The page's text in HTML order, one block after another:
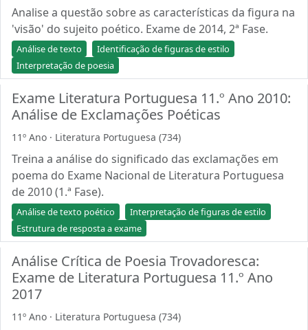
Analise a questão sobre as características da figura na
'visão' do sujeito poético. Exame de 2014, 2ª Fase.
Análise de texto
Identificação de figuras de estilo
Interpretação de poesia
Exame Literatura Portuguesa 11.º Ano 2010:
Análise de Exclamações Poéticas
11º Ano · Literatura Portuguesa (734)
Treina a análise do significado das exclamações em
poema do Exame Nacional de Literatura Portuguesa
de 2010 (1.ª Fase).
Análise de texto poético
Interpretação de figuras de estilo
Estrutura de resposta a exame
Análise Crítica de Poesia Trovadoresca:
Exame de Literatura Portuguesa 11.º Ano
2017
11º Ano · Literatura Portuguesa (734)